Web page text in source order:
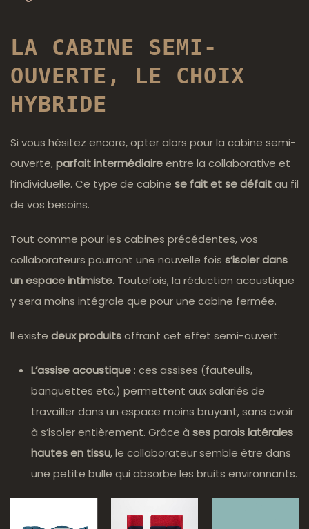
LA CABINE SEMI-
OUVERTE, LE CHOIX
HYBRIDE
Si vous hésitez encore, opter alors pour la cabine semi-
ouverte,parfait intermédiaireentre la collaborative et
l’individuelle. Ce type de cabine se fait et se défaitau fil
de vos besoins.
Tout comme pour les cabines précédentes, vos
collaborateurs pourront une nouvelle fois s’isoler dans
un espace intimiste. Toutefois, la réduction acoustique
y sera moins intégrale que pour une cabine fermée.
Il existe deux produitsoffrant cet effet semi-ouvert:
L’assise acoustique : ces assises (fauteuils,
banquettes etc.) permettent aux salariés de
travailler dans un espace moins bruyant, sans avoir
à s’isoler entièrement. Grâce à ses parois latérales
hautes en tissu, le collaborateur semble être dans
une petite bulle qui absorbe les bruits environnants.